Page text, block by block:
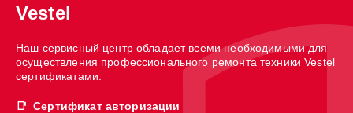
Vestel
Наш сервисный центр обладает всеми необходимыми для
осуществления профессионального ремонта техники Vestel
сертификатами:
Сертификат авторизации